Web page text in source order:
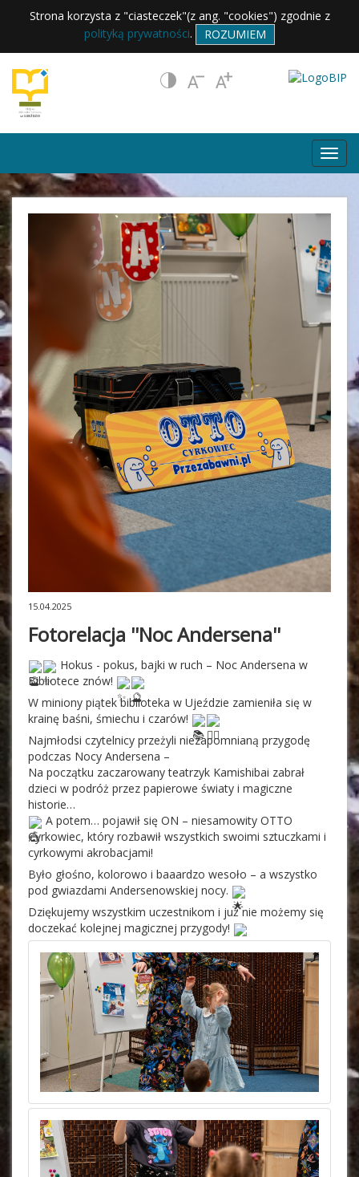
Strona korzysta z "ciasteczek"(z ang. "cookies") zgodnie z
polityką prywatności. ROZUMIEM
15.04.2025
Fotorelacja ''Noc Andersena''
Hokus - pokus, bajki w ruch – Noc Andersena w
Bibliotece znów!
W miniony piątek biblioteka w Ujeździe zamieniła się w
krainę baśni, śmiechu i czarów!
Najmłodsi czytelnicy przeżyli niezapomnianą przygodę
podczas Nocy Andersena –
Na początku zaczarowany teatrzyk Kamishibai zabrał
dzieci w podróż przez papierowe światy i magiczne
historie…
A potem… pojawił się ON – niesamowity OTTO
Cyrkowiec, który rozbawił wszystkich swoimi sztuczkami i
cyrkowymi akrobacjami!
Było głośno, kolorowo i baaardzo wesoło – a wszystko
pod gwiazdami Andersenowskiej nocy.
Dziękujemy wszystkim uczestnikom i już nie możemy się
doczekać kolejnej magicznej przygody!